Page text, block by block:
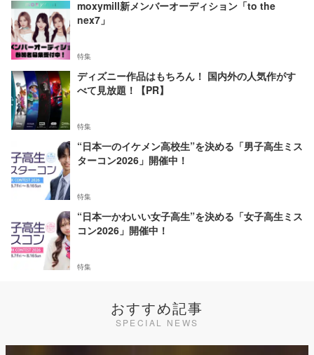
moxymill新メンバーオーディション「to the
nex7」
特集
ディズニー作品はもちろん！ 国内外の人気作がす
べて見放題！【PR】
特集
“日本一のイケメン高校生”を決める「男子高生ミス
ターコン2026」開催中！
特集
“日本一かわいい女子高生”を決める「女子高生ミス
コン2026」開催中！
特集
おすすめ記事
SPECIAL NEWS